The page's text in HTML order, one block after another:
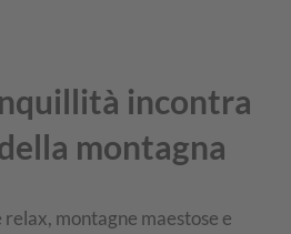
incontra
montagna
montagne maestose e